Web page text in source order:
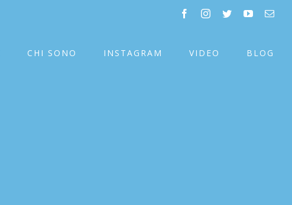
facebookinstagram
twitteryoutube
CHI SONO INSTAGRAM VIDEO BLOG